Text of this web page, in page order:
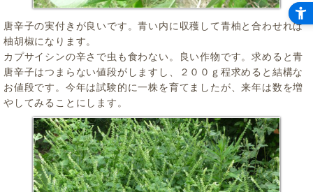
唐辛子の実付きが良いです。青い内に収穫して青柚と合わせれば
柚胡椒になります。
カプサイシンの辛さで虫も食わない。良い作物です。求めると青
唐辛子はつまらない値段がしますし、２００ｇ程求めると結構な
お値段です。今年は試験的に一株を育てましたが、来年は数を増
やしてみることにします。